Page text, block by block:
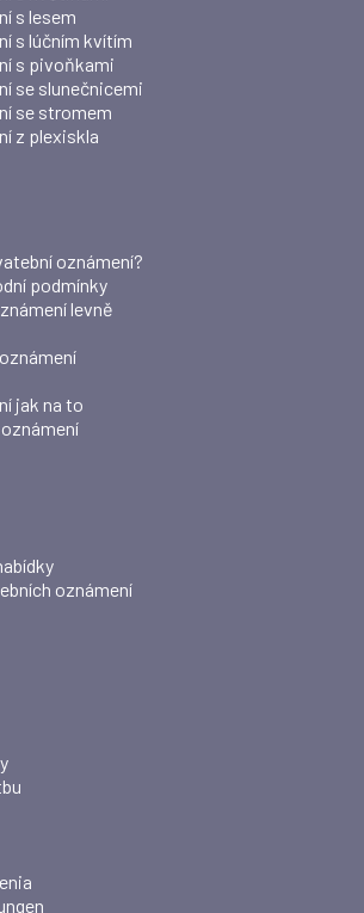
s lesem
s lúčním kvítím
s pivoňkami
se slunečnicemi
se stromem
z plexiskla
oznámení?
podmínky
levně
jak na to
oznámení